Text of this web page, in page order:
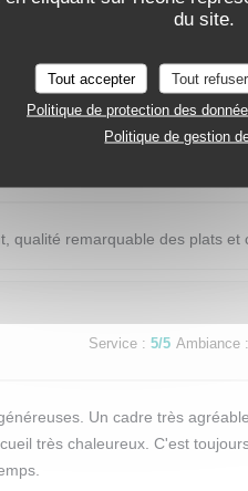
du site.
Tout accepter Tout refuser
Politique de protection des
Politique de gestion
Service: /5 Ambiance:
qualité remarquable des plats et
Service : 5/5 Ambiance :
Un cadre très
très chaleureux. C'est